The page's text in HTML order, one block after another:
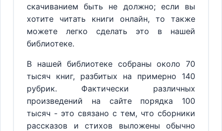
скачиванием быть не должно; если вы
хотите читать книги онлайн, то также
можете легко сделать это в нашей
библиотеке.
В нашей библиотеке собраны около 70
тысяч книг, разбитых на примерно 140
рубрик. Фактически различных
произведений на сайте порядка 100
тысяч - это связано с тем, что сборники
рассказов и стихов выложены обычно